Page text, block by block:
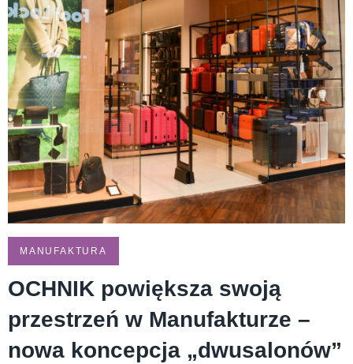
MANUFAKTURA
OCHNIK powiększa swoją
przestrzeń w Manufakturze –
nowa koncepcja „dwusalonów”